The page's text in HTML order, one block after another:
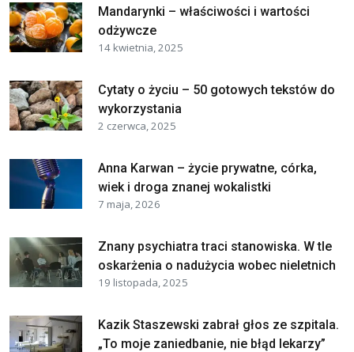
Mandarynki – właściwości i wartości
odżywcze
14 kwietnia, 2025
Cytaty o życiu – 50 gotowych tekstów do
wykorzystania
2 czerwca, 2025
Anna Karwan – życie prywatne, córka,
wiek i droga znanej wokalistki
7 maja, 2026
Znany psychiatra traci stanowiska. W tle
oskarżenia o nadużycia wobec nieletnich
19 listopada, 2025
Kazik Staszewski zabrał głos ze szpitala.
„To moje zaniedbanie, nie błąd lekarzy”